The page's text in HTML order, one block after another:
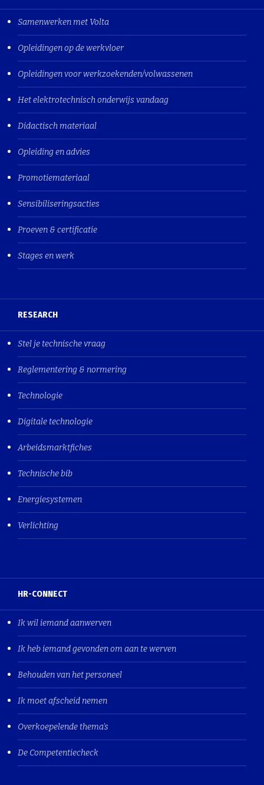
Samenwerken met Volta
Opleidingen op de werkvloer
Opleidingen voor werkzoekenden/volwassenen
Het elektrotechnisch onderwijs vandaag
Didactisch materiaal
Opleiding en advies
Promotiemateriaal
Sensibiliseringsacties
Proeven & certificatie
Stages en werk
RESEARCH
Stel je technische vraag
Reglementering & normering
Technologie
Digitale technologie
Arbeidsmarktfiches
Technische bib
Energiesystemen
Verlichting
HR-CONNECT
Ik wil iemand aanwerven
Ik heb iemand gevonden om aan te werven
Behouden van het personeel
Ik moet afscheid nemen
Overkoepelende thema's
De Competentiecheck